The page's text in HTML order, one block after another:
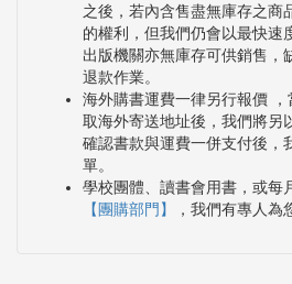
之後，若內含售盡無庫存之商
的權利，但我們仍會以最快速
出版機關亦無庫存可供銷售，
退款作業。
海外購書運費一律另行報價
取海外寄送地址後，我們將另
確認書款與運費一併支付後，
單。
學校團體、讀書會用書，或每
【團購部門】
，我們有專人為